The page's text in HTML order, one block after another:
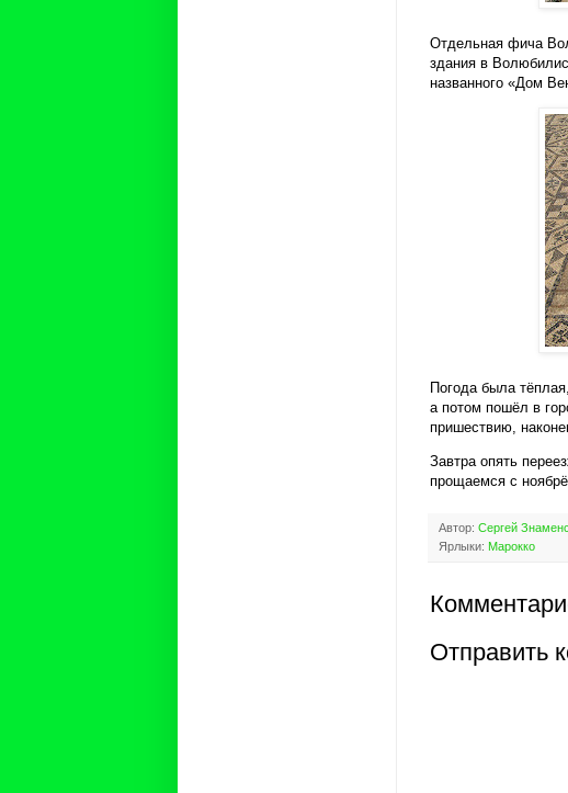
Отдельная фича
здания в
названного «Дом
Погода была
а потом пошёл в
пришествию,
Завтра опять
прощаемся с
Автор: Сергей
Ярлыки: Марокко
Отправить